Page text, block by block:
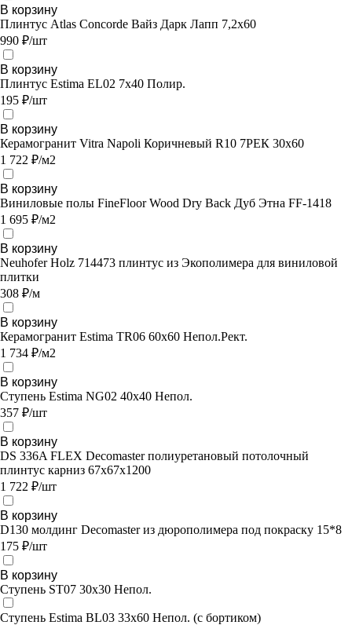
В корзину
Плинтус Atlas Concorde Вайз Дарк Лапп 7,2х60
990 ₽/шт
В корзину
Плинтус Estima EL02 7x40 Полир.
195 ₽/шт
В корзину
Керамогранит Vitra Napoli Коричневый R10 7РЕК 30х60
1 722 ₽/м2
В корзину
Виниловые полы FineFloor Wood Dry Back Дуб Этна FF-1418
1 695 ₽/м2
В корзину
Neuhofer Holz 714473 плинтус из Экополимера для виниловой
плитки
308 ₽/м
В корзину
Керамогранит Estima TR06 60x60 Непол.Рект.
1 734 ₽/м2
В корзину
Ступень Estima NG02 40x40 Непол.
357 ₽/шт
В корзину
DS 336A FLEX Decomaster полиуретановый потолочный
плинтус карниз 67х67x1200
1 722 ₽/шт
В корзину
D130 молдинг Decomaster из дюрополимера под покраску 15*8
175 ₽/шт
В корзину
Ступень ST07 30x30 Непол.
Ступень Estima BL03 33x60 Непол. (с бортиком)